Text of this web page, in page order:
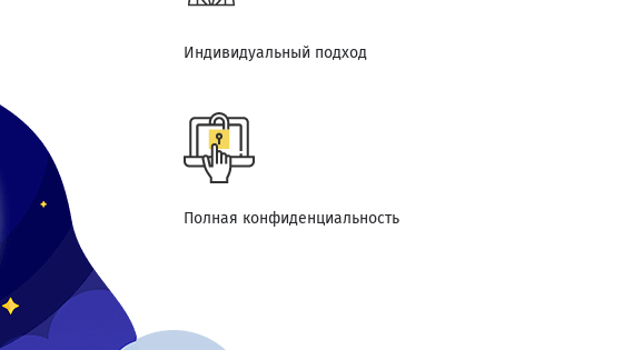
Индивидуальный подход
Полная конфиденциальность